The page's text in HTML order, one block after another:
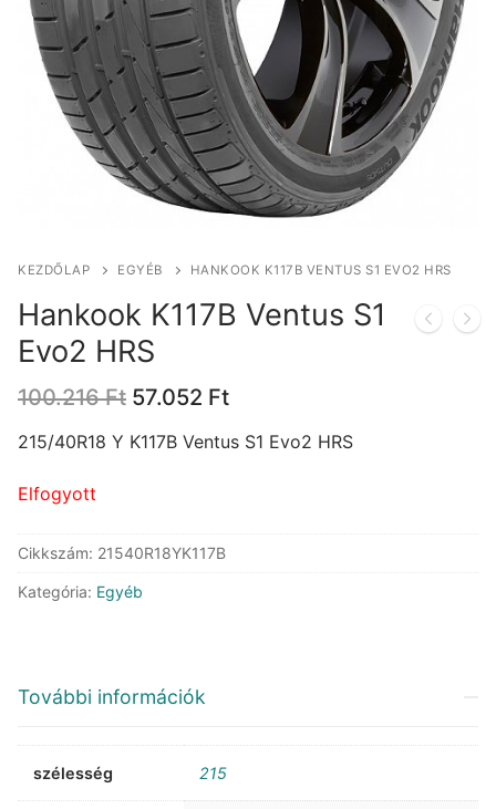
KEZDŐLAP EGYÉB HANKOOK K117B VENTUS S1 EVO2 HRS
Hankook K117B Ventus S1
Evo2 HRS
100.216Ft Original
was:
57.052 FtCurrent
is:
215/40R18 Y K117B Ventus S1 Evo2 HRS
Elfogyott
Cikkszám: 21540R18YK117B
Kategória: Egyéb
További információk
szélesség 215